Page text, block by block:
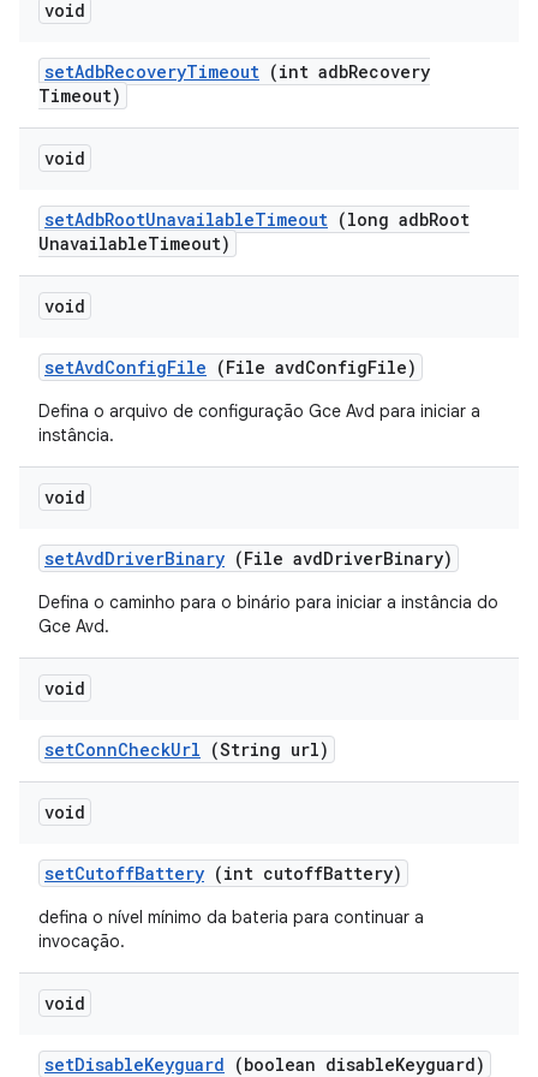
void
setAdbRecoveryTimeout (int adbRecovery
Timeout)
void
setAdbRootUnavailableTimeout (long adbRoot
UnavailableTimeout)
void
setAvdConfigFile (File avdConfigFile)
Defina o arquivo de configuração Gce Avd para iniciar a
instância.
void
setAvdDriverBinary (File avdDriverBinary)
Defina o caminho para o binário para iniciar a instância do
Gce Avd.
void
setConnCheckUrl (String url)
void
setCutoffBattery (int cutoffBattery)
defina o nível mínimo da bateria para continuar a
invocação.
void
setDisableKeyguard (boolean disableKeyguard)